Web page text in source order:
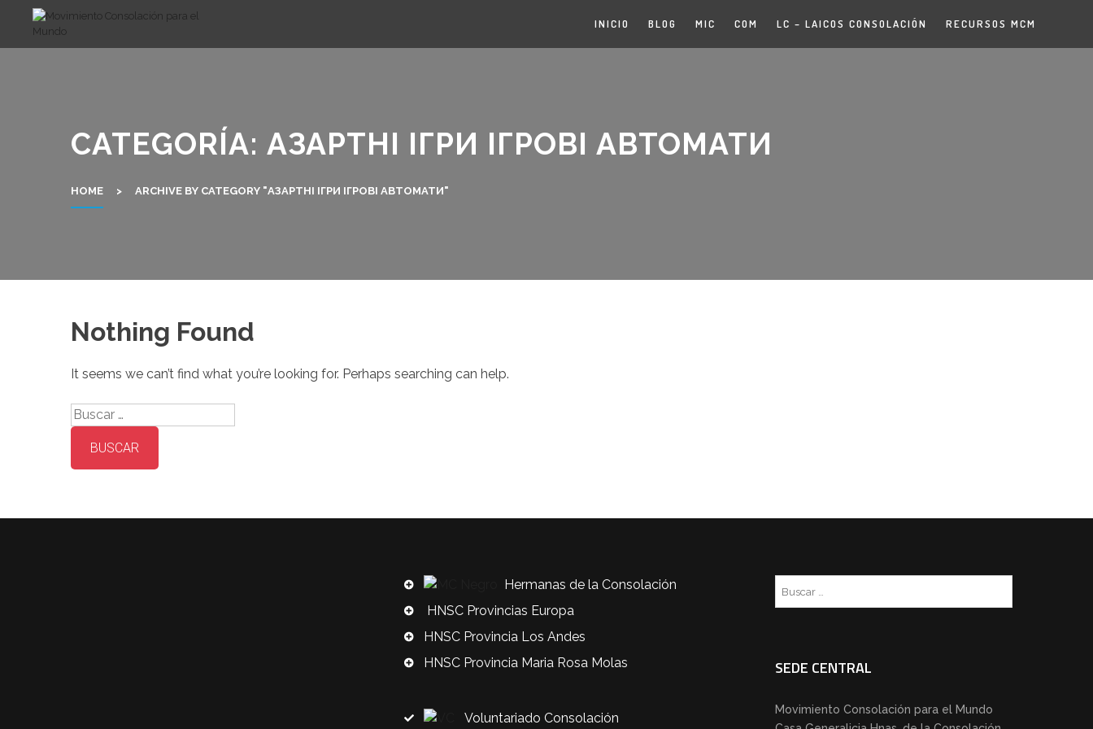
content
INICIO BLOG MIC COM LC – LAICOS CONSOLACIÓN RECURSOS MCM
CATEGORÍA: АЗАРТНІ ІГРИ ІГРОВІ АВТОМАТИ
HOME > ARCHIVE BY CATEGORY "АЗАРТНІ ІГРИ ІГРОВІ АВТОМАТИ"
Nothing Found
It seems we can’t find what you’re looking for. Perhaps searching can help.
Buscar:
Hermanas de la Consolación
HNSC Provincias Europa
HNSC Provincia Los Andes
HNSC Provincia Maria Rosa Molas
Voluntariado Consolación
SEDE CENTRAL
Movimiento Consolación para el Mundo